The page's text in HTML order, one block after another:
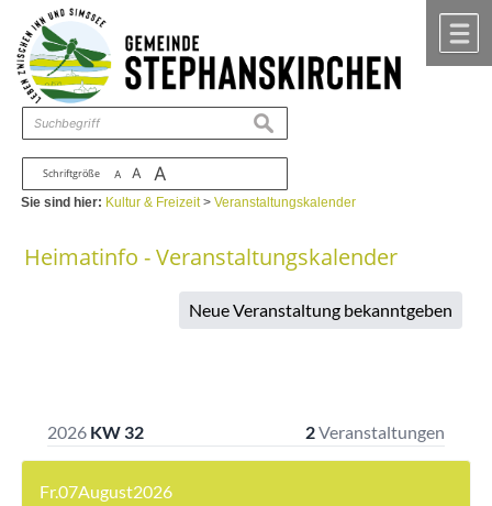
Zum Inhalt ,zur Navigation
Schriftgröße A A A
suchen
Sie sind hier: Kultur & Freizeit>Veranstaltungskalender
Heimatinfo - Veranstaltungskalender